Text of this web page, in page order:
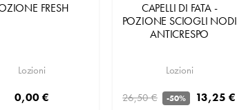
FRESH
Lozioni
0,00 €
CAPELLI DI FATA -
POZIONE SCIOGLI NODI
ANTICRESPO
Lozioni
26,50 €
-50% 13,25 €